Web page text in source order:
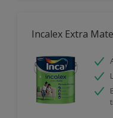
Incalex Extra Mate